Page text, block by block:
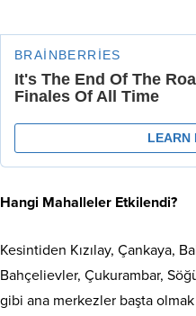
Hangi Mahalleler Etkilendi?
Kesintiden Kızılay, Çankaya,
Bahçelievler, Çukurambar,
gibi ana merkezler başta